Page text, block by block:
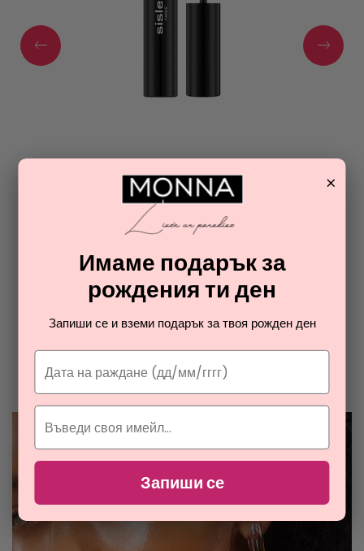
SISLEY
SO INTENSE MASCARA
спирала за мигли за жени
ОТ РАЯ НА ПАРФЮМИТЕ И
Разгледайте най-новите ни тайни съвети за парфюмите и
×
Имаме подарък за
рождения ти ден
Запиши се и вземи подарък за твоя рожден ден
Запиши се